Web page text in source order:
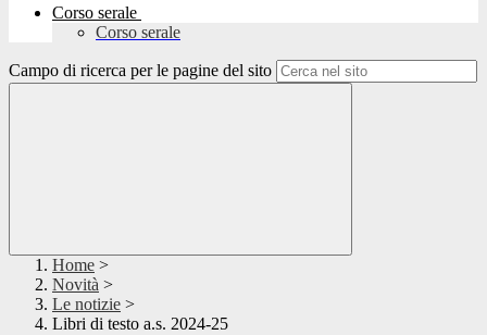
Corso serale
Corso serale
Campo di ricerca per le pagine del sito
Home >
Novità >
Le notizie >
Libri di testo a.s. 2024-25